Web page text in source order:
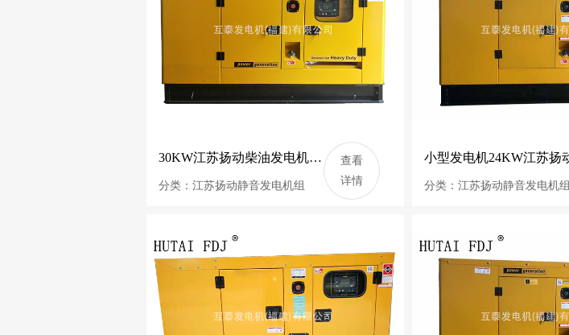
30KW江苏扬动柴油发电机组 37.5KVA静音发电机 Y4102D
分类：江苏扬动静音发电机组
查看
详情
分类：江苏扬动静音发电机组